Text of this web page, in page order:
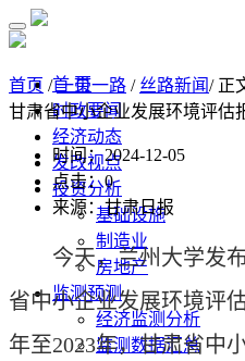
首 页
时政要闻
经济动态
发改视点
投资分析
基础设施
制造业
房地产
监测预测
经济监测分析
监测数据汇总
首页 /一带一路 / 丝路新闻/ 正
甘肃省中小企业发展环境评估
时间：2024-12-05
点击：0
来源：甘肃日报
今天，兰州大学发
省中小企业发展环境评
年至2023年，甘肃省中